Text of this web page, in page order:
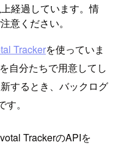
経過しています。情
意ください。
Trackerを使っていま
自分たちで用意してし
するとき、バックログ
。
TrackerのAPIを